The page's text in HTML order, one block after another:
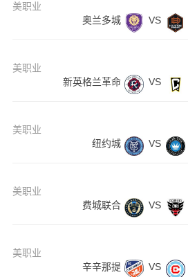
美职业
奥兰多城
VS
美职业
新英格兰革命
VS
美职业
纽约城
VS
美职业
费城联合
VS
美职业
辛辛那提
VS